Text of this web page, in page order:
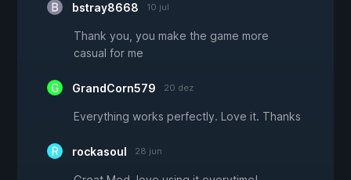
bstray8668 10 jul
Thank you, you make the game more
casual for me
GrandCorn579 20 dez
Everything works perfectly. Love it. Thanks
rockasoul 28 jun